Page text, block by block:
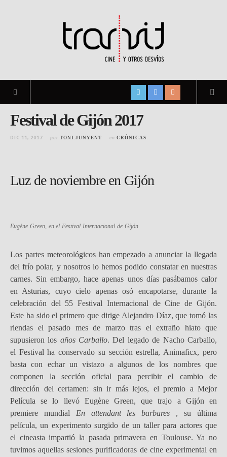
Festival de Gijón 2017
DIC 11, 2017 por TONI.JUNYENT en CRÓNICAS
Luz de noviembre en Gijón
Eugène Green, en el Festival Internacional de Gijón
Los partes meteorológicos han empezado a anunciar la llegada
del frío polar, y nosotros lo hemos podido constatar en nuestras
carnes. Sin embargo, hace apenas unos días pasábamos calor
en Asturias, cuyo cielo apenas osó encapotarse, durante la
celebración del 55 Festival Internacional de Cine de Gijón.
Este ha sido el primero que dirige Alejandro Díaz, que tomó las
riendas el pasado mes de marzo tras el extraño hiato que
supusieron los años Carballo. Del legado de Nacho Carballo,
el Festival ha conservado su sección estrella, Animaficx, pero
basta con echar un vistazo a algunos de los nombres que
componen la sección oficial para percibir el cambio de
dirección del certamen: sin ir más lejos, el premio a Mejor
Película se lo llevó Eugène Green, que trajo a Gijón en
premiere mundial En attendant les barbares , su última
película, un experimento surgido de un taller para actores que
el cineasta impartió la pasada primavera en Toulouse. Ya no
tuvimos aquellas sesiones purificadoras de cine experimental en